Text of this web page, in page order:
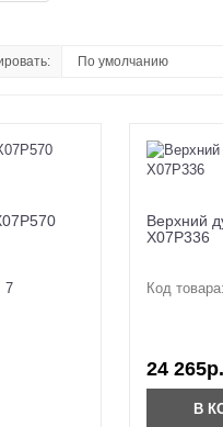
7
Верхний
X07P336
Код товара:
24 265р.
В